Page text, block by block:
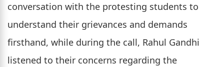
conversation with the protesting students to
understand their grievances and demands
firsthand, while during the call, Rahul Gandhi
listened to their concerns regarding the